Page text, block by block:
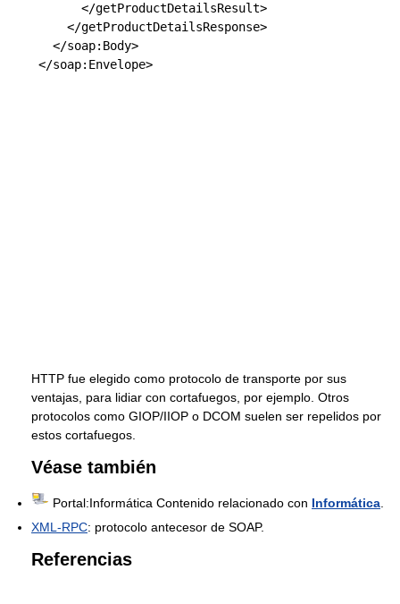
</getProductDetailsResult>
</getProductDetailsResponse>
</soap:Body>
</soap:Envelope>
HTTP fue elegido como protocolo de transporte por sus
ventajas, para lidiar con cortafuegos, por ejemplo. Otros
protocolos como GIOP/IIOP o DCOM suelen ser repelidos por
estos cortafuegos.
Véase también
Portal:Informática Contenido relacionado con Informática.
XML-RPC: protocolo antecesor de SOAP.
Referencias